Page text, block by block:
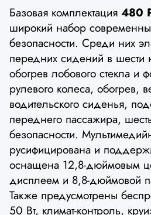
Базовая комплектация 480
широкий набор
безопасности. Среди них
передних сидений в шести
обогрев лобового стекла и
рулевого колеса, обогрев,
водительского сиденья,
переднего пассажира,
безопасности.
русифицирована и
оснащена 12,8-дюймовым
дисплеем и 8,8-дюймовой
Также предусмотрены
50 Вт, климат-контроль,